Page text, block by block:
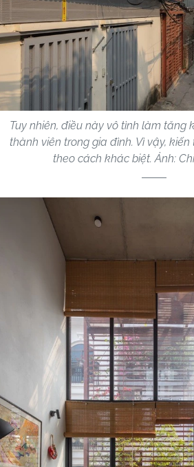
Tuy nhiên, điều này vô tình làm tăng
thành viên trong gia đình. Vì vậy, kiến
theo cách khác biệt. Ảnh: